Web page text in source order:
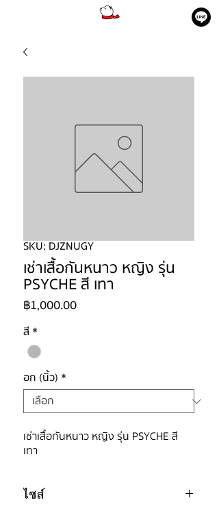
SKU: DJZNUGY
เช่าเสื้อกันหนาว หญิง รุ่น
PSYCHE สี เทา
฿1,000.00ราคา
สี *
อก (นิ้ว) *
เช่าเสื้อกันหนาว หญิง รุ่น PSYCHE สี
เทา
ไซส์